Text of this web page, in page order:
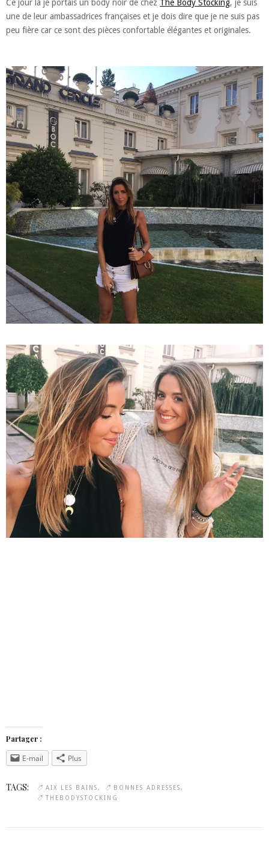
Ce jour là je portais un body noir de chez The Body Stocking, je suis
une de leur ambassadrices françaises et je dois dire que je ne suis pas
peu fière car ce sont des pièces confortable élégantes et originales.
Partager :
E-mail Plus
TAGS: AIX LES BAINS
BONNES ADRESSES
THEBODYSTOCKING